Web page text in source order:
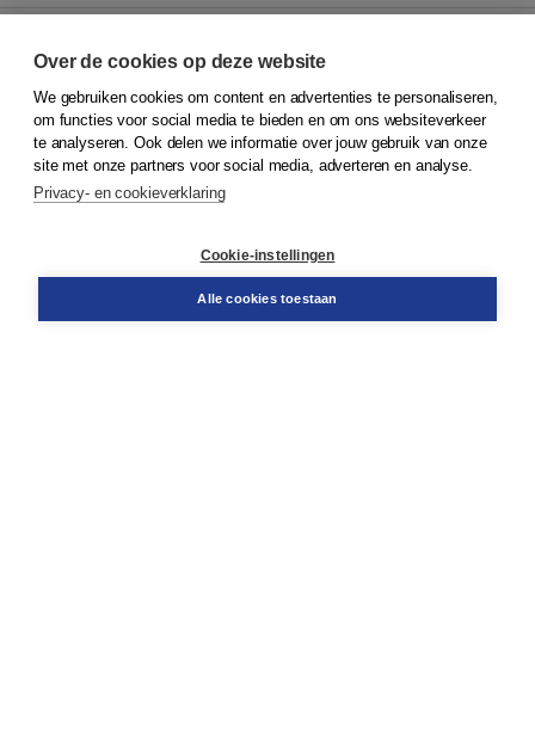
© 2026Koninklijke Boom uitgevers
Klantenservice
Service & informatie
Contact
Over de cookies op deze website
We gebruiken cookies om content en advertenties te personaliseren,
om functies voor social media te bieden en om ons websiteverkeer
te analyseren. Ook delen we informatie over jouw gebruik van onze
site met onze partners voor social media, adverteren en analyse.
Privacy- en cookieverklaring
Cookie-instellingen
Alle cookies toestaan